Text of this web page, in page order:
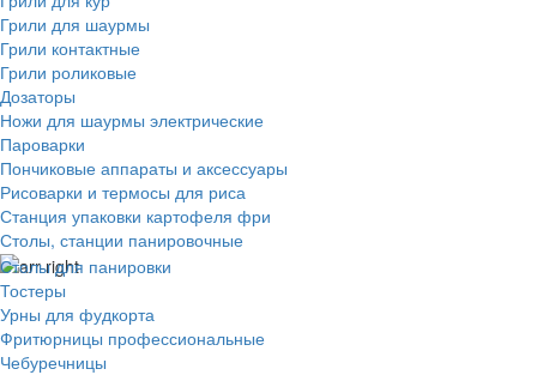
Грили для шаурмы
Грили контактные
Грили роликовые
Дозаторы
Ножи для шаурмы электрические
Пароварки
Пончиковые аппараты и аксессуары
Рисоварки и термосы для риса
Станция упаковки картофеля фри
Столы, станции панировочные
Столы для панировки
Тостеры
Урны для фудкорта
Фритюрницы профессиональные
Чебуречницы